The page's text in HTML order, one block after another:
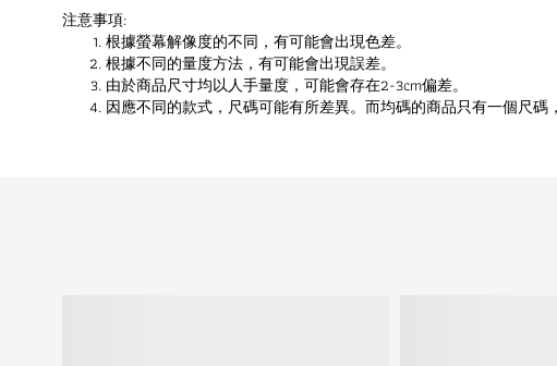
注意事項:
根據螢幕解像度的不同，有可能會出現色差。
根據不同的量度方法，有可能會出現誤差。
由於商品尺寸均以人手量度，可能會存在2-3cm偏差。
因應不同的款式，尺碼可能有所差異。而均碼的商品只有一個尺碼